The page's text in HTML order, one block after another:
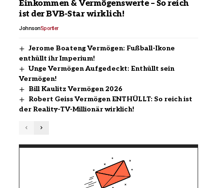
Einkommen & Vermögenswerte – So reich
ist der BVB-Star wirklich!
JohnsonSportler
Jerome Boateng Vermögen: Fußball-Ikone
enthüllt ihr Imperium!
Unge Vermögen Aufgedeckt: Enthüllt sein
Vermögen!
Bill Kaulitz Vermögen 2026
Robert Geiss Vermögen ENTHÜLLT: So reich ist
der Reality-TV-Millionär wirklich!